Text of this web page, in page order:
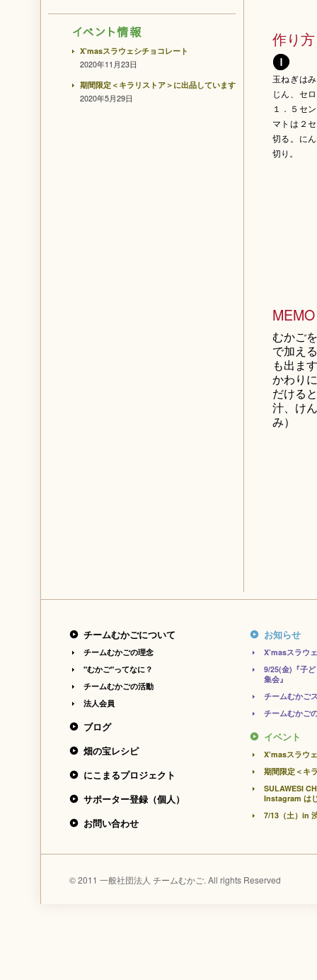
作り方
玉ねぎは
じん、セ
１．５セ
マトは２
切る。に
切り。
MEMO
むかご
で加え
も出ま
かわり
だける
汁、け
み）
X’masスラウェシチョコレート
2020年11月23日
期間限定＜キラリストア＞に出品しています
2020年5月29日
チームむかごについて
チームむかごの理念
"むかご"ってなに？
チームむかごの活動
法人会員
ブログ
畑の宝レシピ
にこまるプロジェクト
サポーター登録（個人）
お問い合わせ
お知らせ
X’masスラウ
9/25(金)『子
集会』
チームむかご
チームむかご
イベント
X’masスラウ
期間限定＜キ
SULAWESI
Instagram は
7/13（土）in
© 2011 一般社団法人 チームむかご. All rights Reserved